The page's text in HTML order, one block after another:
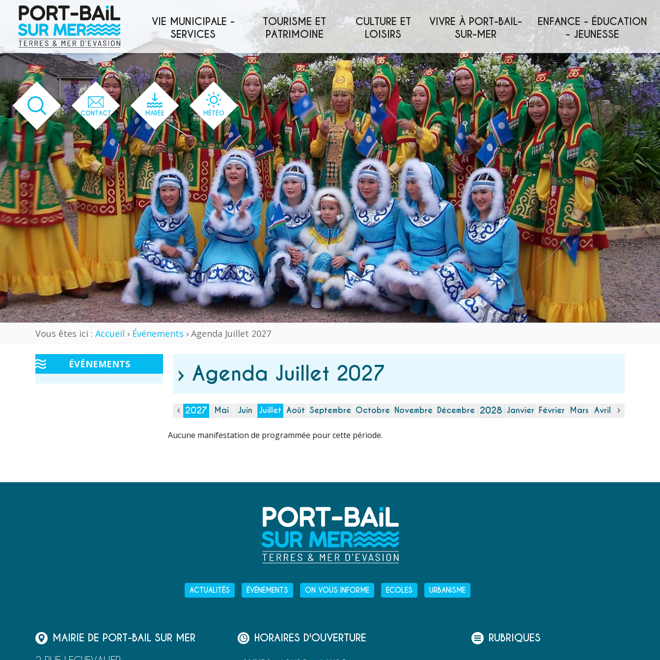
VIE MUNICIPALE -
SERVICES
TOURISME ET
PATRIMOINE
CULTURE ET
LOISIRS
VIVRE À PORT-BAIL-
SUR-MER
ENFANCE - ÉDUCATION
- JEUNESSE
CONTACT MARÉE MÉTÉO
'166' / '1' / '166' / '166' / '166' / '166'
Vous êtes ici : Accueil › Événements › Agenda Juillet 2027
ÉVÉNEMENTS › Agenda Juillet 2027
2027 Mai Juin Juillet Août Septembre Octobre Novembre Décembre 2028 Janvier Février Mars Avril
Aucune manifestation de programmée pour cette période.
ACTUALITÉS ÉVÉNEMENTS ON VOUS INFORME ECOLES URBANISME
MAIRIE DE PORT-BAIL SUR MER HORAIRES D'OUVERTURE RUBRIQUES